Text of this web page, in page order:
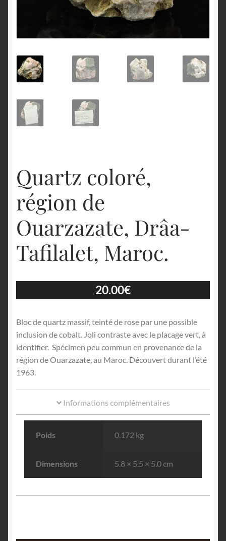
Quartz coloré,
région de
Ouarzazate, Drâa-
Tafilalet, Maroc.
20.00€
Bloc de quartz massif, teinté de rose par une possible
inclusion de cobalt. Joli contraste avec le placage vert, à
identifier. Spécimen peu commun en provenance de la
région de Ouarzazate, au Maroc. Découvert durant l’été
1963.
Informations complémentaires
Poids 0.172 kg
Dimensions 5.8 × 5.5 × 5.0 cm